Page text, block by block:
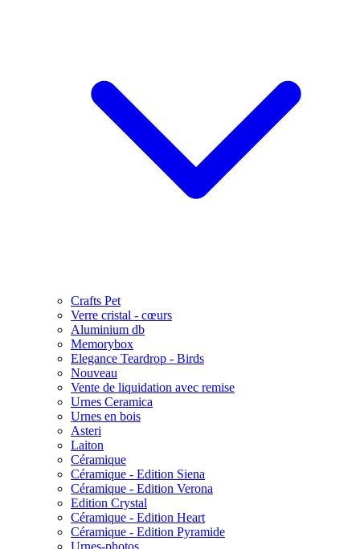
Crafts Pet
Verre cristal - cœurs
Aluminium db
Memorybox
Elegance Teardrop - Birds
Nouveau
Vente de liquidation avec remise
Urnes Ceramica
Urnes en bois
Asteri
Laiton
Céramique
Céramique - Edition Siena
Céramique - Edition Verona
Edition Crystal
Céramique - Edition Heart
Céramique - Edition Pyramide
Urnes-photos